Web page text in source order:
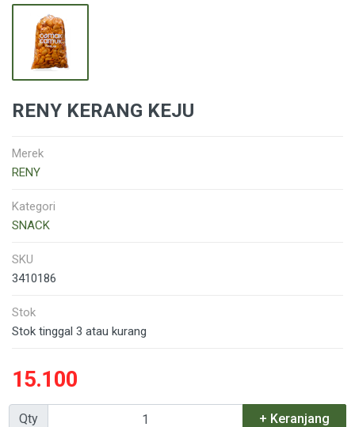
RENY KERANG KEJU
Merek
RENY
Kategori
SNACK
SKU
3410186
Stok
Stok tinggal 3 atau kurang
15.100
Qty + Keranjang